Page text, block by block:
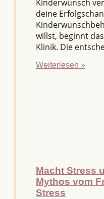
Kinderwunsch
deine
willst, beginnt
Klinik. Die
Weiterlesen »
Macht Stress
Mythos vom
Stress